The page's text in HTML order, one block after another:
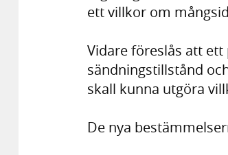
ett villkor om
Vidare föreslås att
sändningstillstånd
skall kunna utgöra
De nya